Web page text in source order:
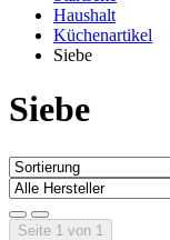
Haushalt
Küchenartikel
Siebe
Siebe
Seite 1 von 1